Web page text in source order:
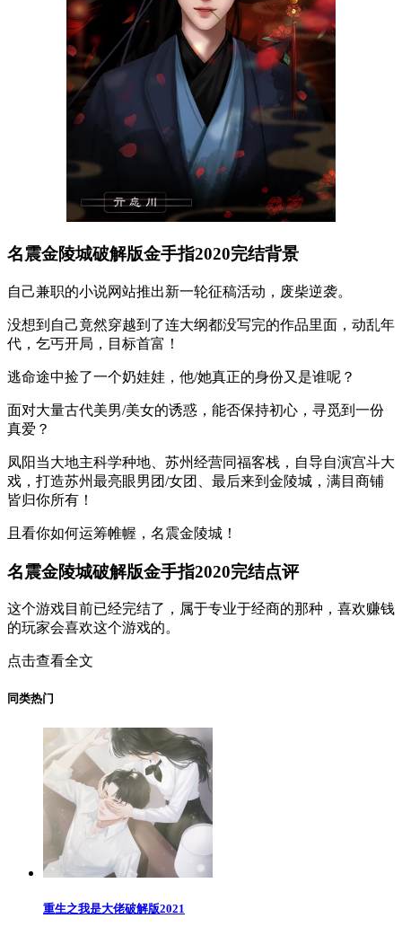
名震金陵城破解版金手指2020完结背景
自己兼职的小说网站推出新一轮征稿活动，废柴逆袭。
没想到自己竟然穿越到了连大纲都没写完的作品里面，动乱年
代，乞丐开局，目标首富！
逃命途中捡了一个奶娃娃，他/她真正的身份又是谁呢？
面对大量古代美男/美女的诱惑，能否保持初心，寻觅到一份
真爱？
凤阳当大地主科学种地、苏州经营同福客栈，自导自演宫斗大
戏，打造苏州最亮眼男团/女团、最后来到金陵城，满目商铺
皆归你所有！
且看你如何运筹帷幄，名震金陵城！
名震金陵城破解版金手指2020完结点评
这个游戏目前已经完结了，属于专业于经商的那种，喜欢赚钱
的玩家会喜欢这个游戏的。
点击查看全文
同类热门
重生之我是大佬破解版2021